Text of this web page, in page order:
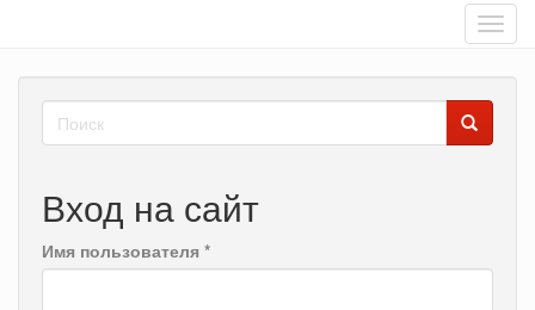
основному
Форма
поиска
Вход на сайт
Имя пользователя *